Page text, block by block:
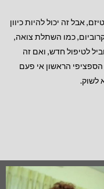
אבל זה יכול להיות כיוון
כמו השתלת צואה,
לטיפול חדש, ואם זה
הספציפי הראשון אי פעם
לשוק.